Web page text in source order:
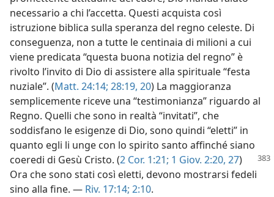
necessario a chi l’accetta. Questi acquista così
istruzione biblica sulla speranza del regno celeste. Di
conseguenza, non a tutte le centinaia di milioni a cui
viene predicata “questa buona notizia del regno” è
rivolto l’invito di Dio di assistere alla spirituale “festa
nuziale”. (Matt. 24:14; 28:19, 20) La maggioranza
semplicemente riceve una “testimonianza” riguardo al
Regno. Quelli che sono in realtà “invitati”, che
soddisfano le esigenze di Dio, sono quindi “eletti” in
quanto egli li unge con lo spirito santo affinché siano
coeredi di Gesù Cristo. (2 Cor. 1:21; 1 Giov. 2:20, 27)
Ora che sono stati così eletti, devono mostrarsi fedeli
sino alla fine. — Riv. 17:14; 2:10.